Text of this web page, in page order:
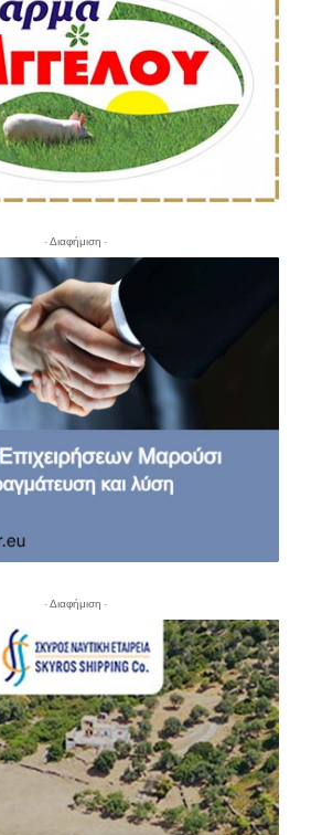
- Διαφήμιση -
- Διαφήμιση -